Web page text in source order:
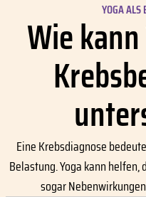
YOGA ALS
Wie
Eine Krebsdiagnose
Belastung. Yoga kann
sogar